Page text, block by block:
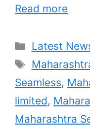
Read more
Categories
Latest
Tags
Seamless,
limited,
Maharashtra